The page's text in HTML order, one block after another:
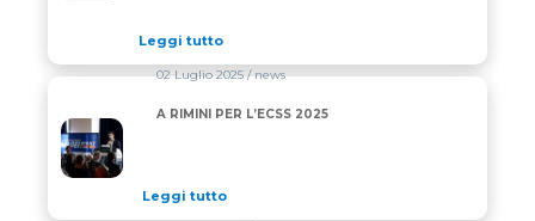
Leggi tutto
A RIMINI PER L’ECSS 2025
02 Luglio 2025/ news
A RIMINI PER L’ECSS 2025
Leggi tutto